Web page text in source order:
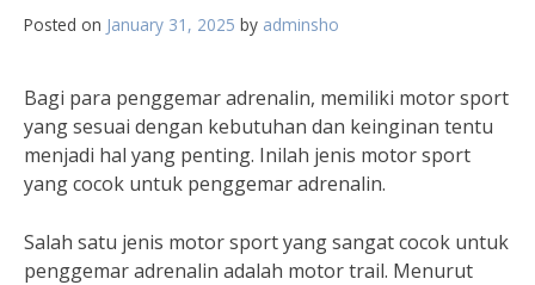
Posted on January 31, 2025 by adminsho
Bagi para penggemar adrenalin, memiliki motor sport
yang sesuai dengan kebutuhan dan keinginan tentu
menjadi hal yang penting. Inilah jenis motor sport
yang cocok untuk penggemar adrenalin.
Salah satu jenis motor sport yang sangat cocok untuk
penggemar adrenalin adalah motor trail. Menurut